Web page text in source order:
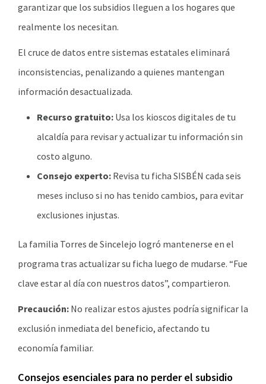
garantizar que los subsidios lleguen a los hogares que
realmente los necesitan.
El cruce de datos entre sistemas estatales eliminará
inconsistencias, penalizando a quienes mantengan
información desactualizada.
Recurso gratuito: Usa los kioscos digitales de tu
alcaldía para revisar y actualizar tu información sin
costo alguno.
Consejo experto: Revisa tu ficha SISBÉN cada seis
meses incluso si no has tenido cambios, para evitar
exclusiones injustas.
La familia Torres de Sincelejo logró mantenerse en el
programa tras actualizar su ficha luego de mudarse. “Fue
clave estar al día con nuestros datos”, compartieron.
Precaución: No realizar estos ajustes podría significar la
exclusión inmediata del beneficio, afectando tu
economía familiar.
Consejos esenciales para no perder el subsidio